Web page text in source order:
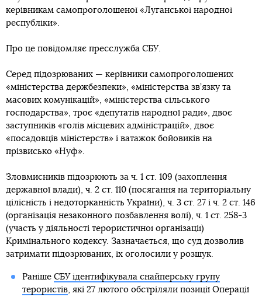
керівникам самопроголошеної «Луганської народної
республіки».
Про це повідомляє пресслужба СБУ.
Серед підозрюваних — керівники самопроголошених
«міністерства держбезпеки», «міністерства зв’язку та
масових комунікацій», «міністерства сільського
господарства», троє «депутатів народної ради», двоє
заступників «голів місцевих адміністрацій», двоє
«посадовців міністерств» і ватажок бойовиків на
прізвисько «Нуф».
Зловмисників підозрюють за ч. 1 ст. 109 (захоплення
державної влади), ч. 2 ст. 110 (посягання на територіальну
цілісність і недоторканність України), ч. 3 ст. 27 і ч. 2 ст. 146
(організація незаконного позбавлення волі), ч. 1 ст. 258-3
(участь у діяльності терористичної організації)
Кримінального кодексу. Зазначається, що суд дозволив
затримати підозрюваних, їх оголосили у розшук.
Раніше СБУ ідентифікувала снайперську групу
терористів, які 27 лютого обстріляли позиції Операції